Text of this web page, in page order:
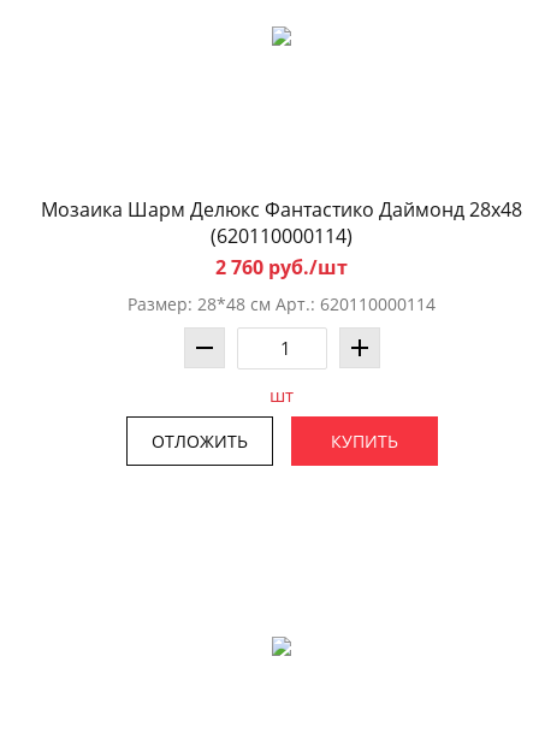
Мозаика Шарм Делюкс Фантастико Даймонд 28x48
(620110000114)
2 760 руб./шт
Размер: 28*48 см Арт.: 620110000114
шт
ОТЛОЖИТЬ КУПИТЬ